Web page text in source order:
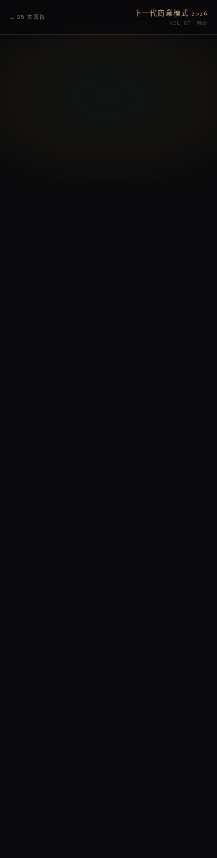
← 25 本報告 下一代商業模式 2026
VOL. 07 · 時尚